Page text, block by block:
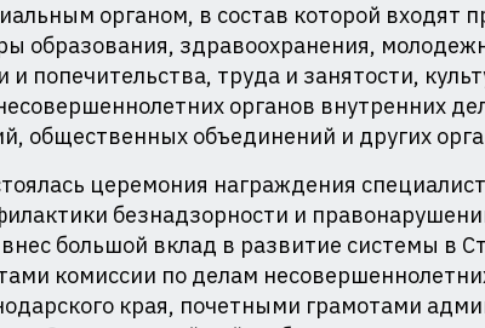
органом, в состав которой входят
образования, здравоохранения,
попечительства, труда и занятости,
органов внутренних
общественных объединений и других
церемония награждения
безнадзорности и
большой вклад в развитие системы в
комиссии по делам
края, почетными грамотами